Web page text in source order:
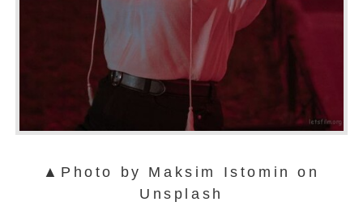
▲Photo by Maksim Istomin on
Unsplash